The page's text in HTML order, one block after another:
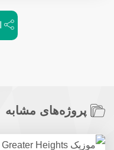
پروژه‌های مشابه